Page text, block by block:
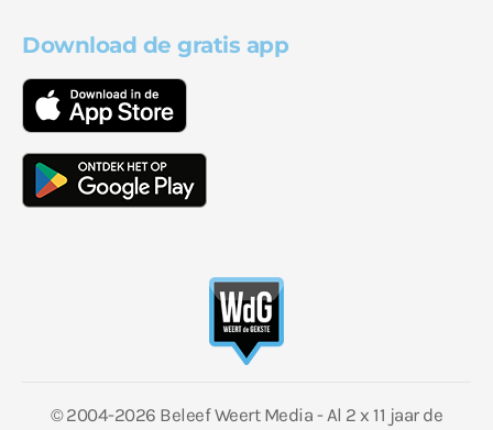
Download de gratis app
© 2004-2026 Beleef Weert Media - Al 2 x 11 jaar de